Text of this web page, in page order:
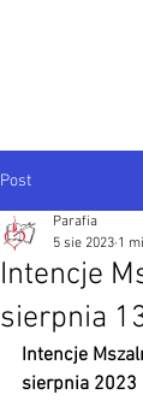
Post
Intencje
sierpnia
Parafia
5 sie 2023 1
Intencje
sierpnia 2023